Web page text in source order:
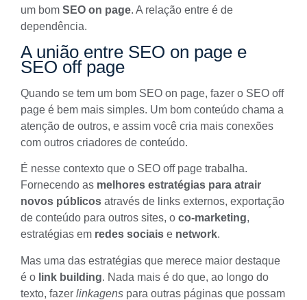
um bom SEO on page. A relação entre é de
dependência.
A união entre SEO on page e
SEO off page
Quando se tem um bom SEO on page, fazer o SEO off
page é bem mais simples. Um bom conteúdo chama a
atenção de outros, e assim você cria mais conexões
com outros criadores de conteúdo.
É nesse contexto que o SEO off page trabalha.
Fornecendo as melhores estratégias para atrair
novos públicos através de links externos, exportação
de conteúdo para outros sites, o co-marketing,
estratégias em redes sociais e network.
Mas uma das estratégias que merece maior destaque
é o link building. Nada mais é do que, ao longo do
texto, fazer linkagens para outras páginas que possam